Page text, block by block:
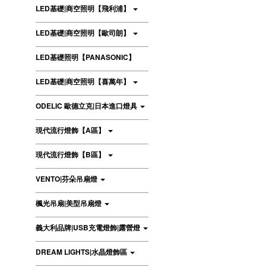
LED基礎|商空照明【飛利浦】
LED基礎|商空照明【歐司朗】
LED基礎照明【PANASONIC】
LED基礎|商空照明【喜萬年】
ODELIC 歐德立克|日本進口燈具
現代流行燈飾【A區】
現代流行燈飾【B區】
VENTO|芬朵吊扇燈
楓光吊扇|美型吊扇燈
義大利品牌|USB充電燈飾|露營燈
DREAM LIGHTS|水晶燈飾區